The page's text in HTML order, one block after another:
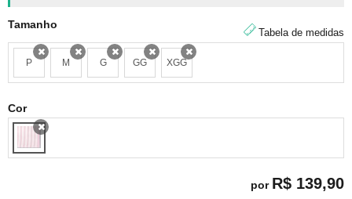
Tamanho
Tabela de medidas
P M G GGx XGG
x
Cor
por R$ 139,90